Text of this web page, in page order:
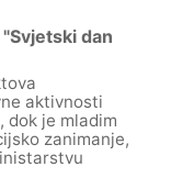
dan
aktivnosti
dok je mladim
zanimanje,